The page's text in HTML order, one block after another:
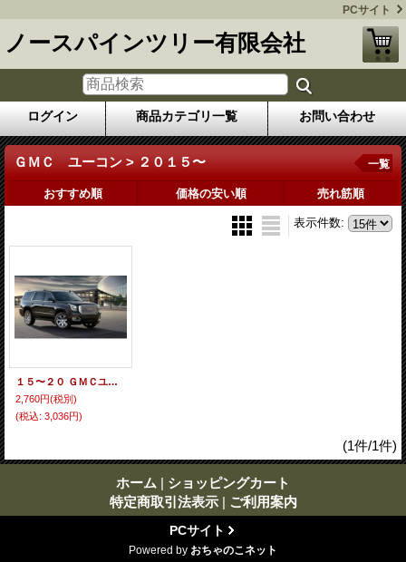
PCサイト
ノースパインツリー有限会社
ログイン 商品カテゴリ一覧 お問い合わせ
ＧＭＣ ユーコン > ２０１５〜 一覧
おすすめ順 価格の安い順 売れ筋順
表示件数:
１５〜２０ ＧＭＣユーコン用 ナンバー灯LEDセット
2,760円(税別)
(税込: 3,036円)
(1件/1件)
ホーム | ショッピングカート
特定商取引法表示 | ご利用案内
PCサイト
Powered by おちゃのこネット